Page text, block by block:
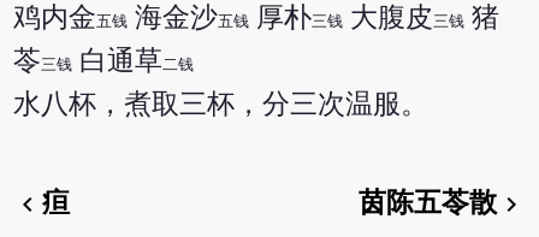
鸡内金五钱 海金沙五钱 厚朴三钱 大腹皮 三钱 猪
苓三钱 白通草 二钱
水八杯，煮取三杯，分三次温服。
chevron_left疸 茵陈五苓散chevron_right